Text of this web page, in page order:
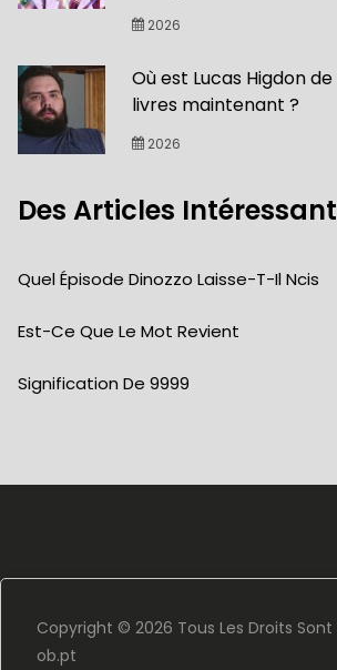
2026
Où est Lucas Higdon
livres maintenant ?
2026
Des Articles
Quel Épisode Dinozzo Laisse-T-Il Ncis
Est-Ce Que Le Mot Revient
Signification De 9999
Copyright © 2026 Tous Les Droits Sont
ob.pt